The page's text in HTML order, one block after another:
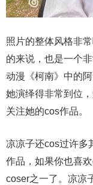
照片的整体风格非
的来说，也是一个
动漫《柯南》中的
她演绎得非常到位
关注她的cos作品。
凉凉子还cos过许多
作品，如果你也喜
coser之一了。凉凉